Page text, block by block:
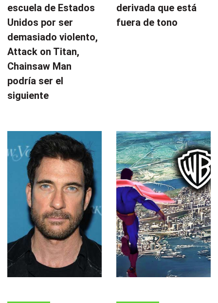
escuela de Estados
Unidos por ser
demasiado violento,
Attack on Titan,
Chainsaw Man
podría ser el
siguiente
derivada que está
fuera de tono